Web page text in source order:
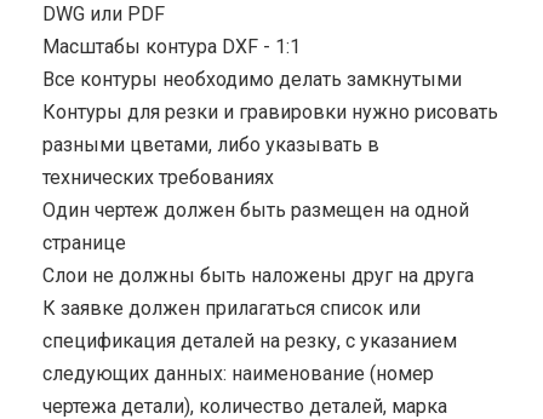
DWG или PDF
Масштабы контура DXF - 1:1
Все контуры необходимо делать замкнутыми
Контуры для резки и гравировки нужно рисовать
разными цветами, либо указывать в
технических требованиях
Один чертеж должен быть размещен на одной
странице
Cлои не должны быть наложены друг на друга
К заявке должен прилагаться список или
спецификация деталей на резку, с указанием
следующих данных: наименование (номер
чертежа детали), количество деталей, марка